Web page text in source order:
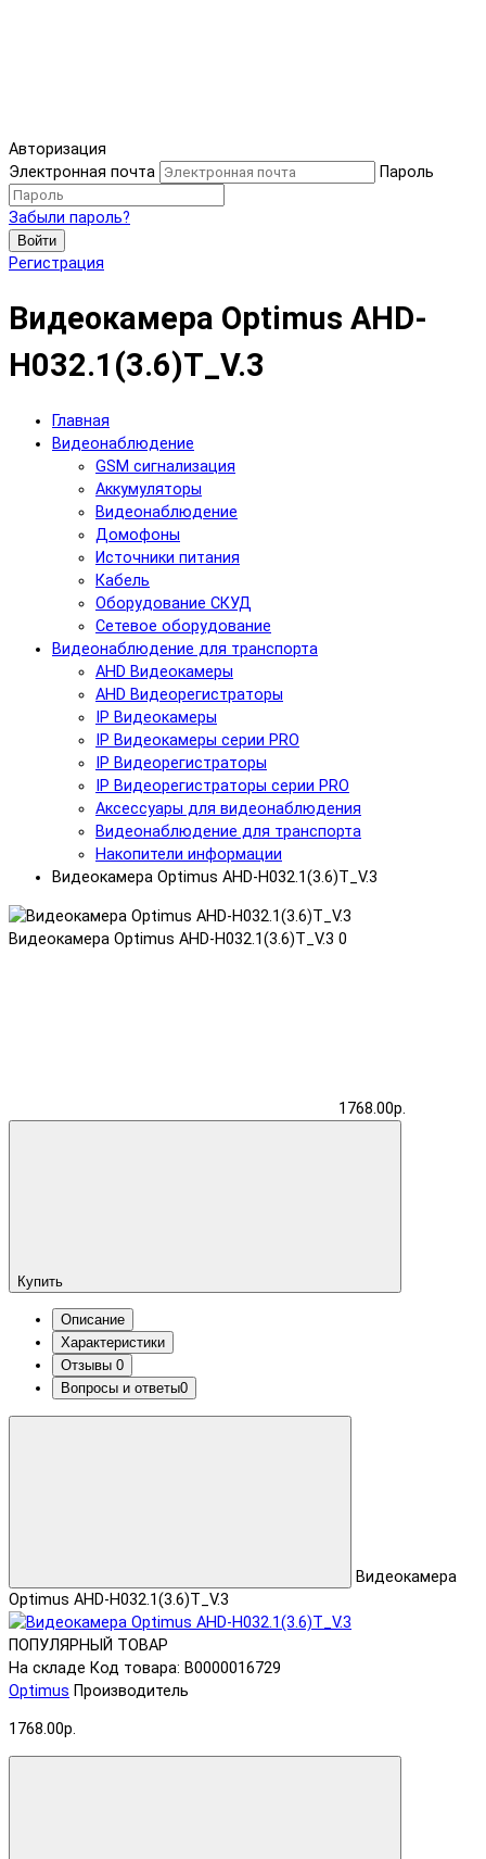
Авторизация
Электронная почта
Пароль
Забыли пароль?
Войти
Регистрация
Видеокамера Optimus AHD-
H032.1(3.6)T_V.3
Главная
Видеонаблюдение
GSM сигнализация
Аккумуляторы
Видеонаблюдение
Домофоны
Источники питания
Кабель
Оборудование СКУД
Сетевое оборудование
Видеонаблюдение для транспорта
AHD Видеокамеры
AHD Видеорегистраторы
IP Видеокамеры
IP Видеокамеры серии PRO
IP Видеорегистраторы
IP Видеорегистраторы серии PRO
Аксессуары для видеонаблюдения
Видеонаблюдение для транспорта
Накопители информации
Видеокамера Optimus AHD-H032.1(3.6)T_V.3
Видеокамера Optimus AHD-H032.1(3.6)T_V.3 0
1768.00р.
Купить
Описание
Характеристики
Отзывы 0
Вопросы и ответы0
Видеокамера
Optimus AHD-H032.1(3.6)T_V.3
ПОПУЛЯРНЫЙ ТОВАР
На складе Код товара: В0000016729
Optimus Производитель
1768.00р.